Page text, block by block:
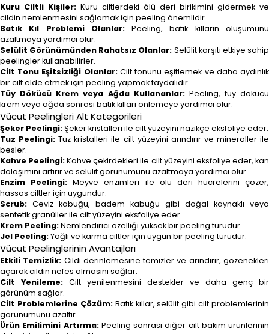
Kuru Ciltli Kişiler: Kuru ciltlerdeki ölü deri birikimini gidermek ve
cildin nemlenmesini sağlamak için peeling önemlidir.
Batık Kıl Problemi Olanlar:Peeling, batık kılların oluşumunu
azaltmaya yardımcı olur.
Selülit Görünümünden Rahatsız Olanlar: Selülit karşıtı etkiye sahip
peelingler kullanabilirler.
Cilt Tonu Eşitsizliği Olanlar:Cilt tonunu eşitlemek ve daha aydınlık
bir cilt elde etmek için peeling yapmak faydalıdır.
Tüy Dökücü Krem veya Ağda Kullananlar:Peeling, tüy dökücü
krem veya ağda sonrası batık kılları önlemeye yardımcı olur.
Vücut Peelingleri Alt Kategorileri
Şeker Peelingi:Şeker kristalleri ile cilt yüzeyini nazikçe eksfoliye eder.
Tuz Peelingi: Tuz kristalleri ile cilt yüzeyini arındırır ve mineraller ile
besler.
Kahve Peelingi:Kahve çekirdekleri ile cilt yüzeyini eksfoliye eder, kan
dolaşımını artırır ve selülit görünümünü azaltmaya yardımcı olur.
Enzim Peelingi: Meyve enzimleri ile ölü deri hücrelerini çözer,
hassas ciltler için uygundur.
Scrub: Ceviz kabuğu, badem kabuğu gibi doğal kaynaklı veya
sentetik granüller ile cilt yüzeyini eksfoliye eder.
Krem Peeling:Nemlendirici özelliği yüksek bir peeling türüdür.
Jel Peeling:Yağlı ve karma ciltler için uygun bir peeling türüdür.
Vücut Peelinglerinin Avantajları
Etkili Temizlik: Cildi derinlemesine temizler ve arındırır, gözenekleri
açarak cildin nefes almasını sağlar.
Cilt Yenileme: Cilt yenilenmesini destekler ve daha genç bir
görünüm sağlar.
Cilt Problemlerine Çözüm:Batık kıllar, selülit gibi cilt problemlerinin
görünümünü azaltır.
Ürün Emilimini Artırma:Peeling sonrası diğer cilt bakım ürünlerinin